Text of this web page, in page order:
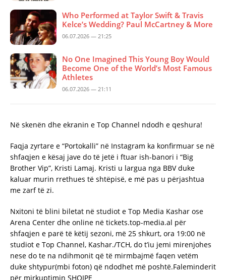
Who Performed at Taylor Swift & Travis
Kelce’s Wedding? Paul McCartney & More
06.07.2026 — 21:25
No One Imagined This Young Boy Would
Become One of the World’s Most Famous
Athletes
06.07.2026 — 21:11
Në skenën dhe ekranin e Top Channel ndodh e qeshura!
Faqja zyrtare e “Portokalli” në Instagram ka konfirmuar se në
shfaqjen e kësaj jave do të jetë i ftuar ish-banori i “Big
Brother Vip”, Kristi Lamaj. Kristi u largua nga BBV duke
kaluar murin rrethues të shtëpisë, e më pas u përjashtua
me zarf të zi.
Nxitoni të blini biletat në studiot e Top Media Kashar ose
Arena Center dhe online në tickets.top-media.al për
shfaqjen e parë të këtij sezoni, më 25 shkurt, ora 19:00 në
studiot e Top Channel, Kashar./TCH, do t’iu jemi mirenjohes
nese do te na ndihmonit që të mirmbajmë faqen vetëm
duke shtypur(mbi foton) që ndodhet më poshtë.Faleminderit
për mirkuptimin SHQIPE